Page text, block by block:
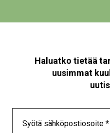
Haluatko tietää
uusimmat